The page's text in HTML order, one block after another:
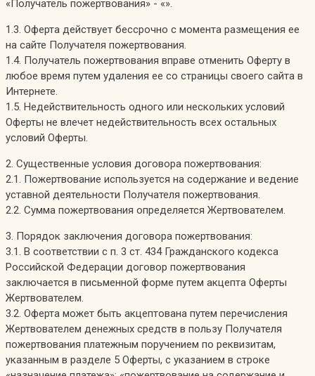
«Получатель пожертвования» - «».
1.3. Оферта действует бессрочно с момента размещения ее
на сайте Получателя пожертвования.
1.4. Получатель пожертвования вправе отменить Оферту в
любое время путем удаления ее со страницы своего сайта в
Интернете.
1.5. Недействительность одного или нескольких условий
Оферты не влечет недействительность всех остальных
условий Оферты.
2. Существенные условия договора пожертвования:
2.1. Пожертвование используется на содержание и ведение
уставной деятельности Получателя пожертвования.
2.2. Сумма пожертвования определяется Жертвователем.
3. Порядок заключения договора пожертвования:
3.1. В соответствии с п. 3 ст. 434 Гражданского кодекса
Российской Федерации договор пожертвования
заключается в письменной форме путем акцепта Оферты
Жертвователем.
3.2. Оферта может быть акцептована путем перечисления
Жертвователем денежных средств в пользу Получателя
пожертвования платежным поручением по реквизитам,
указанным в разделе 5 Оферты, с указанием в строке